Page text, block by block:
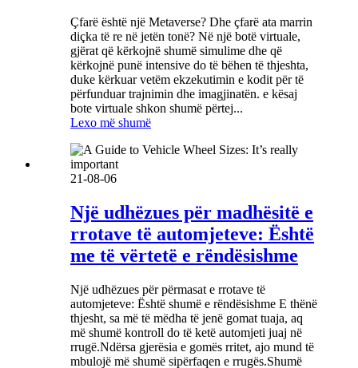
Çfarë është një Metaverse? Dhe çfarë ata marrin
diçka të re në jetën tonë? Në një botë virtuale,
gjërat që kërkojnë shumë simulime dhe që
kërkojnë punë intensive do të bëhen të thjeshta,
duke kërkuar vetëm ekzekutimin e kodit për të
përfunduar trajnimin dhe imagjinatën. e kësaj
bote virtuale shkon shumë përtej...
Lexo më shumë
21-08-06
Një udhëzues për madhësitë e
rrotave të automjeteve: Është
me të vërtetë e rëndësishme
Një udhëzues për përmasat e rrotave të
automjeteve: Është shumë e rëndësishme E thënë
thjesht, sa më të mëdha të jenë gomat tuaja, aq
më shumë kontroll do të ketë automjeti juaj në
rrugë.Ndërsa gjerësia e gomës rritet, ajo mund të
mbulojë më shumë sipërfaqen e rrugës.Shumë